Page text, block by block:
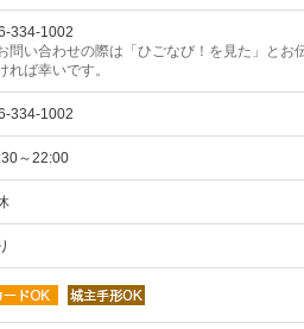
334-1002
問い合わせの際は「ひごなび！を見た」とお
れば幸いです。
334-1002
～22:00